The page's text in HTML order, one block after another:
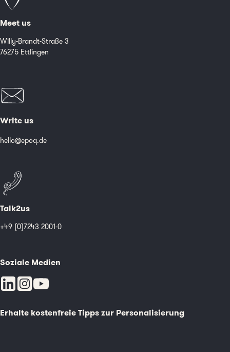
Meet us
Willy-Brandt-Straße 3
76275 Ettlingen
Write us
hello@epoq.de
Talk2us
+49 (0)7243 2001-0
Soziale Medien
Erhalte kostenfreie Tipps zur Personalisierung